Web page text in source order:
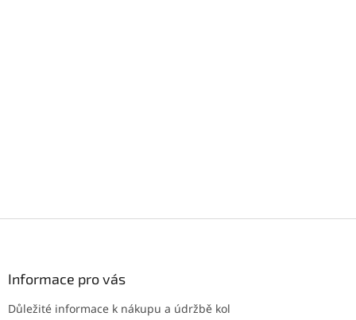
Informace pro vás
Důležité informace k nákupu a údržbě kol